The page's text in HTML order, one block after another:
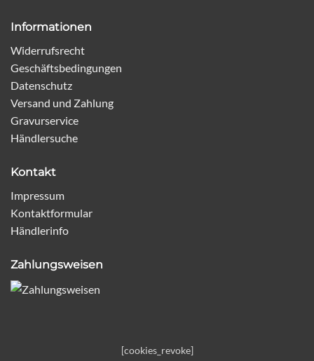
Informationen
Widerrufsrecht
Geschäftsbedingungen
Datenschutz
Versand und Zahlung
Gravurservice
Händlersuche
Kontakt
Impressum
Kontaktformular
Händlerinfo
Zahlungsweisen
[cookies_revoke]